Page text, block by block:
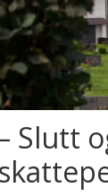
Slutt